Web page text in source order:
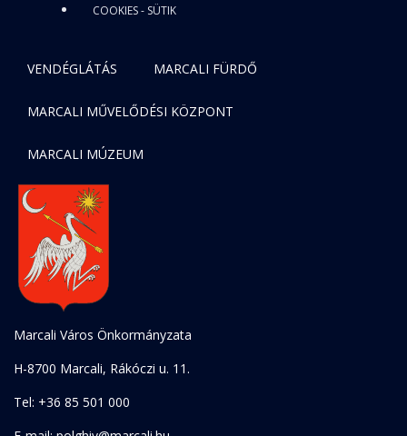
COOKIES - SÜTIK
VENDÉGLÁTÁS MARCALI FÜRDŐ
MARCALI MŰVELŐDÉSI KÖZPONT
MARCALI MÚZEUM
Marcali Város Önkormányzata
H-8700 Marcali, Rákóczi u. 11.
Tel: +36 85 501 000